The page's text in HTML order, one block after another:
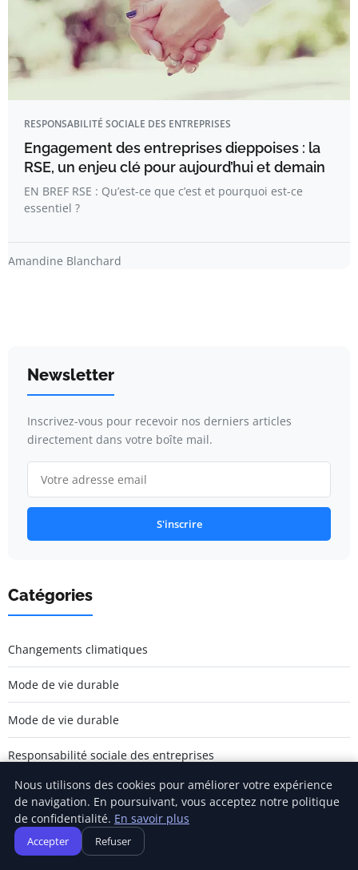
RESPONSABILITÉ SOCIALE DES ENTREPRISES
Engagement des entreprises dieppoises : la
RSE, un enjeu clé pour aujourd’hui et demain
EN BREF RSE : Qu’est-ce que c’est et pourquoi est-ce
essentiel ?
Amandine Blanchard
Newsletter
Inscrivez-vous pour recevoir nos derniers articles
directement dans votre boîte mail.
S'inscrire
Catégories
Changements climatiques
Mode de vie durable
Mode de vie durable
Responsabilité sociale des entreprises
Écologie et environnement
Énergie renouvelable
Nous utilisons des cookies pour améliorer votre expérience
de navigation. En poursuivant, vous acceptez notre politique
de confidentialité. En savoir plus
Accepter Refuser